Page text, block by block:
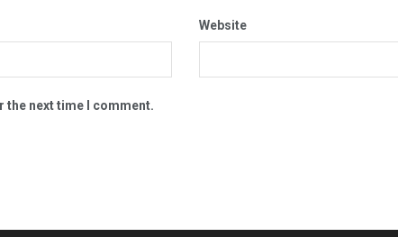
Website
the next time I comment.